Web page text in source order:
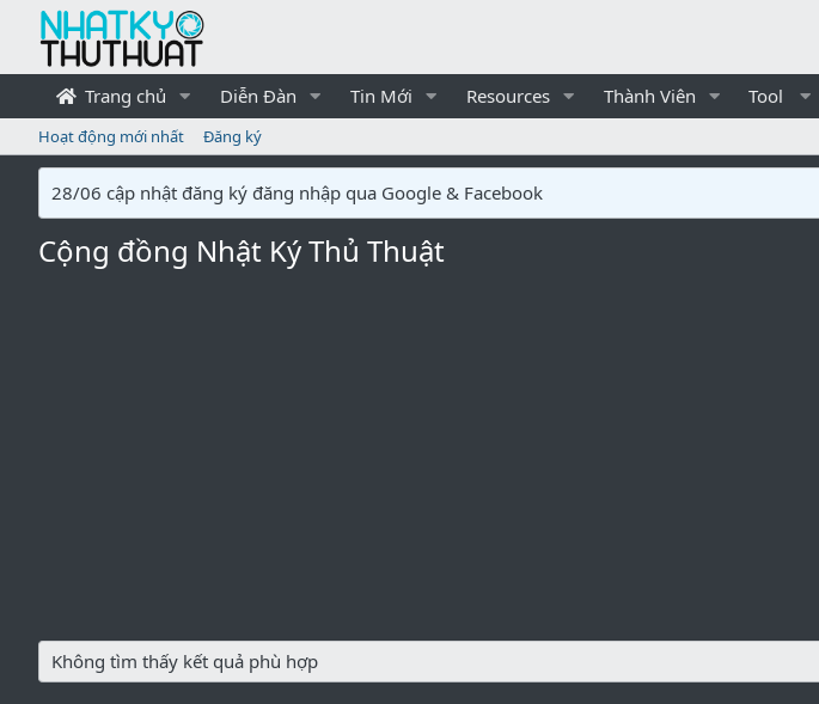
Trang chủ Diễn Đàn Tin Mới Resources Thành Viên Tool
Hoạt động mới nhất Đăng ký
28/06 cập nhật đăng ký đăng nhập qua Google & Facebook
Cộng đồng Nhật Ký Thủ Thuật
Không tìm thấy kết quả phù hợp